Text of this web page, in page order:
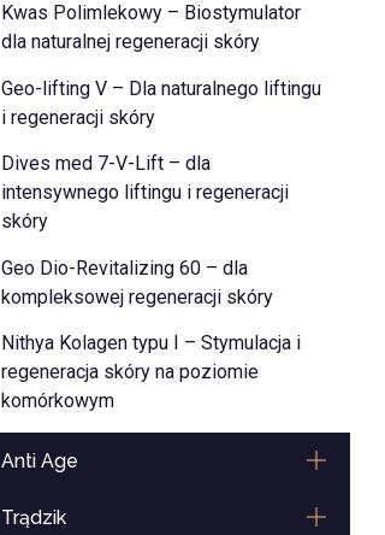
Kwas Polimlekowy – Biostymulator
dla naturalnej regeneracji skóry
Geo-lifting V – Dla naturalnego liftingu
i regeneracji skóry
Dives med 7-V-Lift – dla
intensywnego liftingu i regeneracji
skóry
Geo Dio-Revitalizing 60 – dla
kompleksowej regeneracji skóry
Nithya Kolagen typu I – Stymulacja i
regeneracja skóry na poziomie
komórkowym
Anti Age
Trądzik